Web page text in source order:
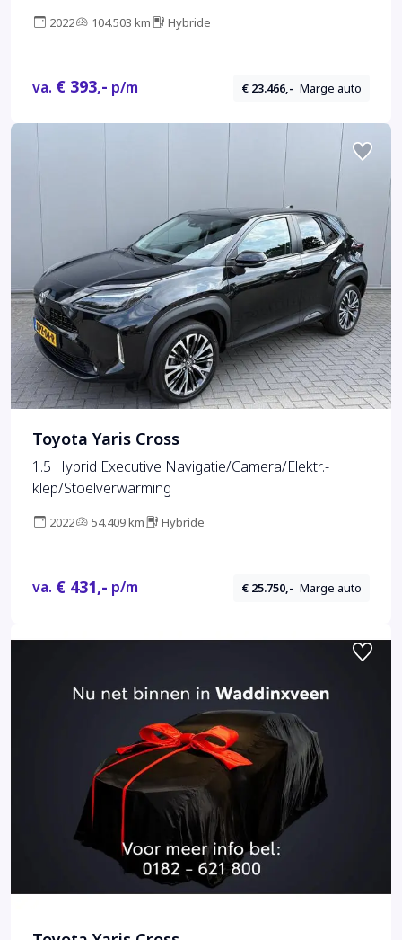
grootlicht-assist lane-assist private-glas 17"-lmv
2022 104.503 km Hybride
va. € 393,- p/m € 23.466,- Marge auto
Toyota Yaris Cross
1.5 Hybrid Executive Navigatie/Camera/Elektr.-
klep/Stoelverwarming
2022 54.409 km Hybride
va. € 431,- p/m € 25.750,- Marge auto